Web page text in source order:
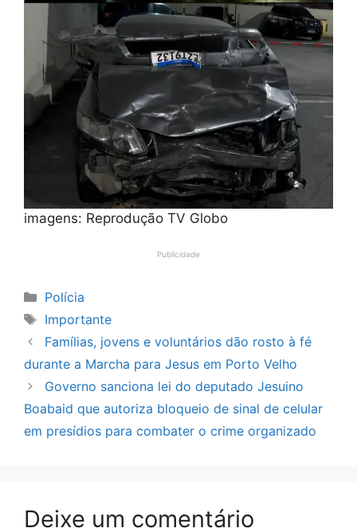
imagens: Reprodução TV Globo
Publicidade
Categorias
Polícia
Tags
Importante
Famílias, jovens e voluntários dão rosto à fé
durante a Marcha para Jesus em Porto Velho
Governo sanciona lei do deputado Jesuino
Boabaid que autoriza bloqueio de sinal de celular
em presídios para combater o crime organizado
Deixe um comentário